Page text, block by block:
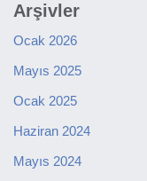
Arşivler
Ocak 2026
Mayıs 2025
Ocak 2025
Haziran 2024
Mayıs 2024